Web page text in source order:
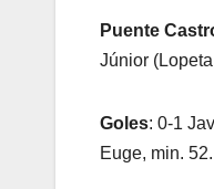
Puente
Júnior
Goles: 0-1
Euge, min. 52.